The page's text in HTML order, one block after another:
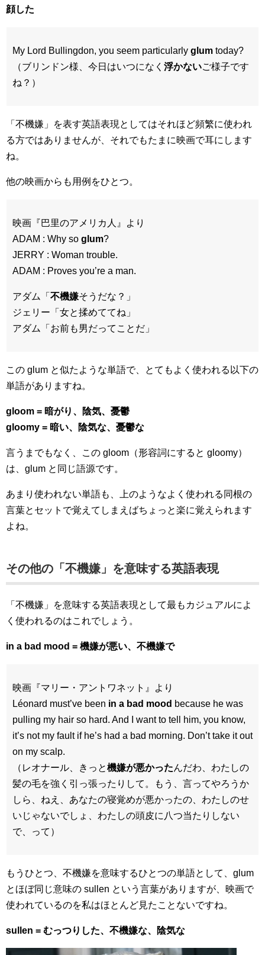
顔した
My Lord Bullingdon, you seem particularly glum today?
（ブリンドン様、今日はいつになく 浮かないご様子です
ね？）
「不機嫌」を表す英語表現としてはそれほど頻繁に使われ
る方ではありませんが、それでもたまに映画で耳にします
ね。
他の映画からも用例をひとつ。
映画『巴里のアメリカ人』より
ADAM : Why so glum?
JERRY : Woman trouble.
ADAM : Proves you’re a man.
アダム「 不機嫌そうだな？」
ジェリー「女と揉めててね」
アダム「お前も男だってことだ」
この glum と似たような単語で、とてもよく使われる以下の
単語がありますね。
gloom = 暗がり、陰気、憂鬱
gloomy = 暗い、陰気な、憂鬱な
言うまでもなく、この gloom（形容詞にすると gloomy）
は、glum と同じ語源です。
あまり使われない単語も、上のようなよく使われる同根の
言葉とセットで覚えてしまえばちょっと楽に覚えられます
よね。
その他の「不機嫌」を意味する英語表現
「不機嫌」を意味する英語表現として最もカジュアルによ
く使われるのはこれでしょう。
in a bad mood = 機嫌が悪い、不機嫌で
映画『マリー・アントワネット』より
Léonard must’ve been in a bad mood because he was
pulling my hair so hard. And I want to tell him, you know,
it’s not my fault if he’s had a bad morning. Don’t take it out
on my scalp.
（レオナール、きっと機嫌が悪かったんだわ、わたしの
髪の毛を強く引っ張ったりして。もう、言ってやろうか
しら、ねえ、あなたの寝覚めが悪かったの、わたしのせ
いじゃないでしょ、わたしの頭皮に八つ当たりしない
で、って）
もうひとつ、不機嫌を意味するひとつの単語として、glum
とほぼ同じ意味の sullen という言葉がありますが、映画で
使われているのを私はほとんど見たことないですね。
sullen = むっつりした、不機嫌な、陰気な